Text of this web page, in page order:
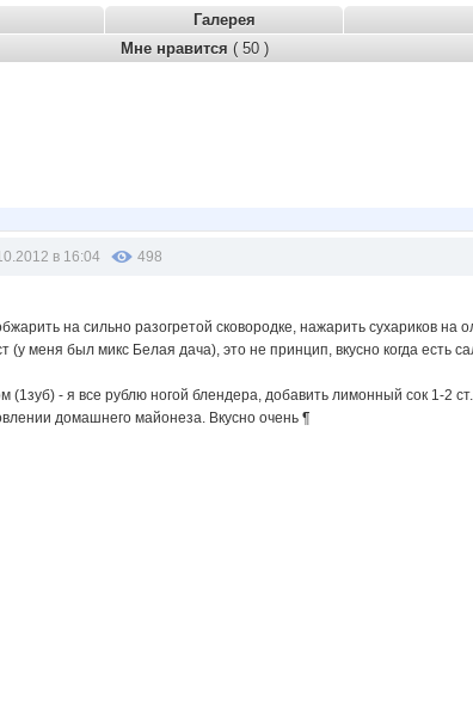
Галерея
Мне нравится ( 50 )
в 16:04 498
на сильно разогретой сковородке, нажарить сухариков на
меня был микс Белая дача), это не принцип, вкусно когда есть
(1зуб) - я все рублю ногой блендера, добавить лимонный сок 1-2
домашнего майонеза. Вкусно очень ¶